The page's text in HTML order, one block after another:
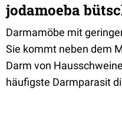
jodamoeba
Darmamöbe mit
Sie kommt neben dem
Darm von
häufigste Darmparasit